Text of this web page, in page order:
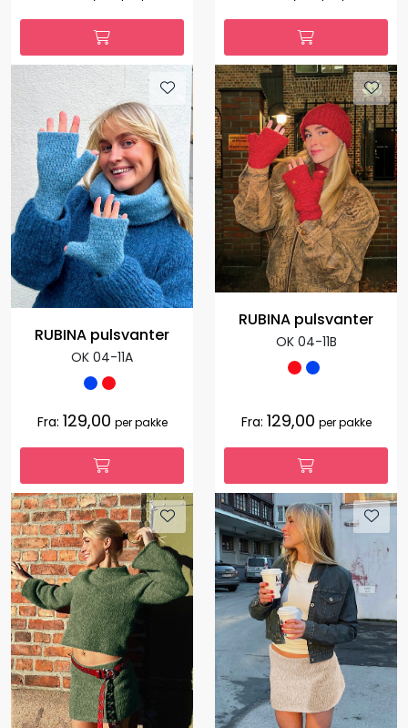
RUBINA pulsvanter
OK 04-11A
Fra: 129,00 per pakke
RUBINA pulsvanter
OK 04-11B
Fra: 129,00 per pakke